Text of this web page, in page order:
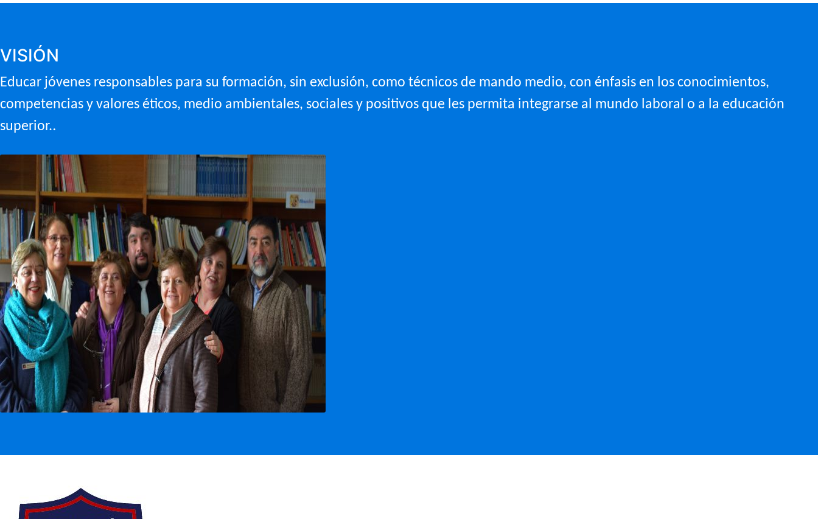
VISIÓN
Educar jóvenes responsables para su formación, sin exclusión, como técnicos de mando medio, con énfasis en los conocimientos,
competencias y valores éticos, medio ambientales, sociales y positivos que les permita integrarse al mundo laboral o a la educación
superior..